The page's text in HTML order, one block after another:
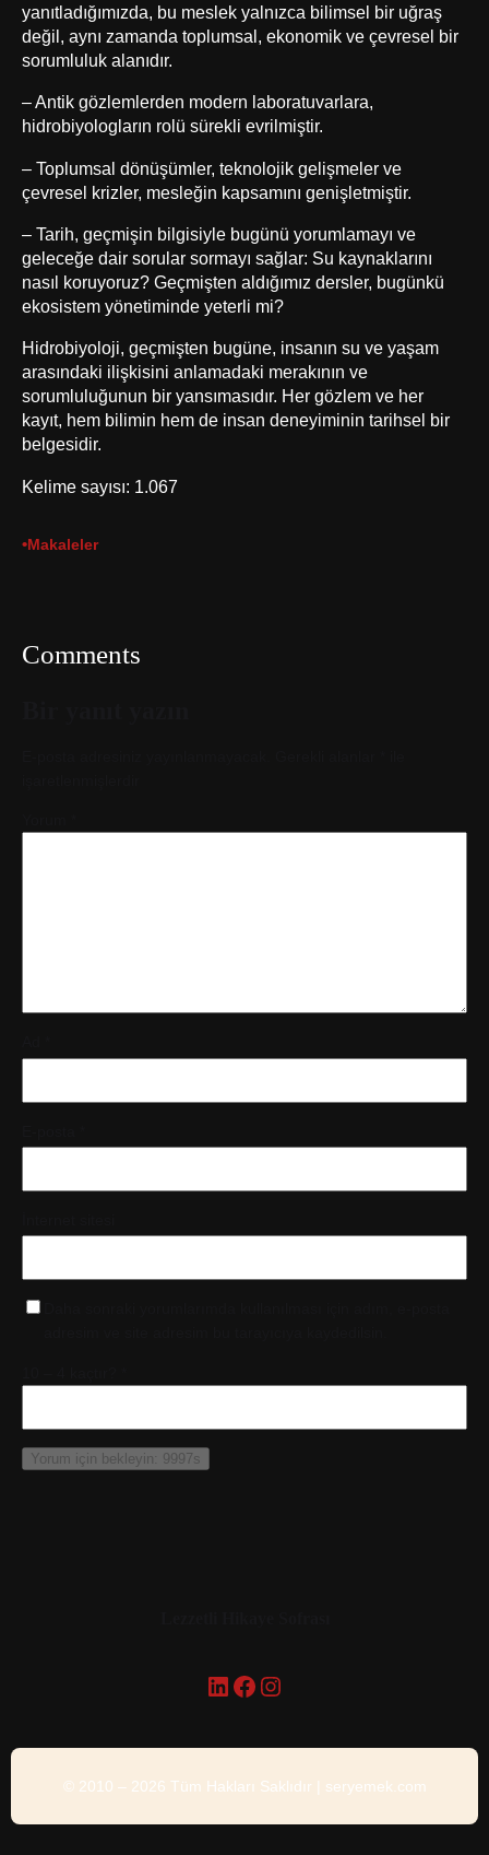
yanıtladığımızda, bu meslek yalnızca bilimsel bir uğraş
değil, aynı zamanda toplumsal, ekonomik ve çevresel bir
sorumluluk alanıdır.
– Antik gözlemlerden modern laboratuvarlara,
hidrobiyologların rolü sürekli evrilmiştir.
– Toplumsal dönüşümler, teknolojik gelişmeler ve
çevresel krizler, mesleğin kapsamını genişletmiştir.
– Tarih, geçmişin bilgisiyle bugünü yorumlamayı ve
geleceğe dair sorular sormayı sağlar: Su kaynaklarını
nasıl koruyoruz? Geçmişten aldığımız dersler, bugünkü
ekosistem yönetiminde yeterli mi?
Hidrobiyoloji, geçmişten bugüne, insanın su ve yaşam
arasındaki ilişkisini anlamadaki merakının ve
sorumluluğunun bir yansımasıdır. Her gözlem ve her
kayıt, hem bilimin hem de insan deneyiminin tarihsel bir
belgesidir.
Kelime sayısı: 1.067
•Makaleler
Comments
LinkedIn Facebook Instagram
© 2010 – 2026 Tüm Hakları Saklıdır | seryemek.com